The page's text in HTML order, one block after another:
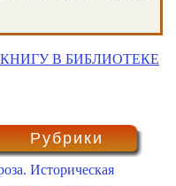
В БИБЛИОТЕКЕ
Рубрики
Историческая